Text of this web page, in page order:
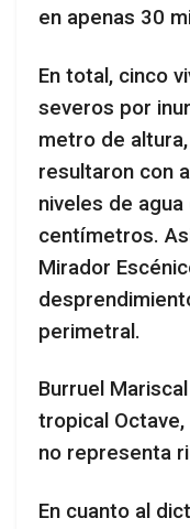
en apenas 30
En total, cinco
severos por
metro de
resultaron con
niveles de
centímetros.
Mirador
perimetral.
Burruel
tropical
no representa
En cuanto al